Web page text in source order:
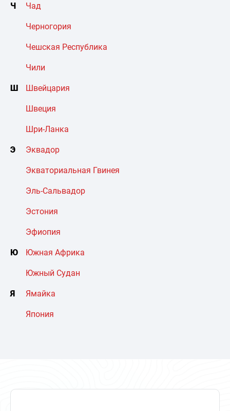
Ч Чад
Черногория
Чешская Республика
Чили
Ш Швейцария
Швеция
Шри-Ланка
Э Эквадор
Экваториальная Гвинея
Эль-Сальвадор
Эстония
Эфиопия
Ю Южная Африка
Южный Судан
Я Ямайка
Япония